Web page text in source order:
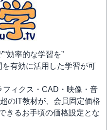
効率的な学習を”
有効に活用した学習が可
フィクス・CAD・映像・音
のIT教材が、会員固定価格
きるお手頃の価格設定とな